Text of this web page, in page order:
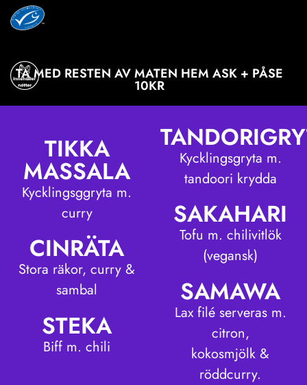
TA MED RESTEN AV MATEN HEM ASK + PÅSE
10KR
TIKKA
MASSALA
Kycklingsggryta m.
curry
CINRÄTA
Stora räkor, curry &
sambal
STEKA
Biff m. chili
Kycklingsgryta m.
tandoori krydda
SAKAHARI
Tofu m. chilivitlök
(vegansk)
SAMAWA
Lax filé serveras m.
citron,
kokosmjölk &
röddcurry.